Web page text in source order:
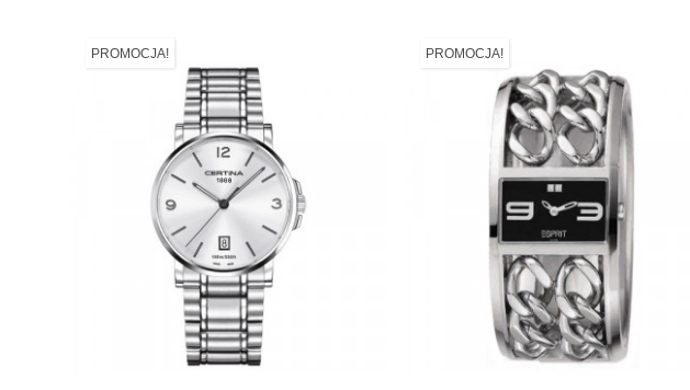
PROMOCJA! PROMOCJA!